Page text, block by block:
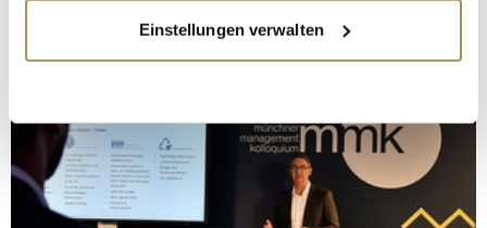
Informationen über Ihre geografische Lage
erfassen, welche bis auf einige Meter genau sein
bestimmten Merkmalen (Fingerprinting) identifizieren
Erfahren Sie mehr darüber, wie Ihre persönlichen Daten
verarbeitet werden, und legen Sie Ihre Präferenzen im
Einstellungen verwalten